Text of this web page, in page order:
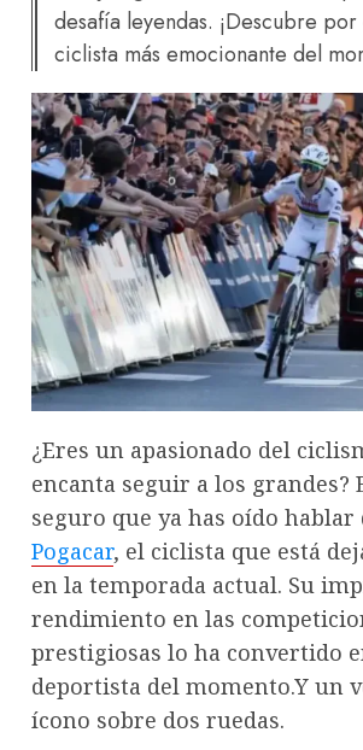
desafía leyendas. ¡Descubre
ciclista más emocionante del
¿Eres un apasionado del
encanta seguir a los grandes?
seguro que ya has oído hablar
Pogacar, el ciclista que está
en la temporada actual. Su
rendimiento en las
prestigiosas lo ha convertido
deportista del momento.Y un
ícono sobre dos ruedas.